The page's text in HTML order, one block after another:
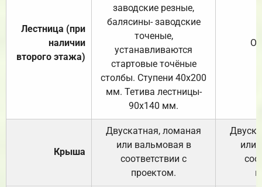
Лестница (при
наличии
второго этажа)
заводские резные,
балясины- заводские
точеные,
устанавливаются
стартовые точёные
столбы. Ступени 40х200
мм. Тетива лестницы-
90х140 мм.
Крыша
Двускатная, ломаная
или вальмовая в
соответствии с
проектом.
или